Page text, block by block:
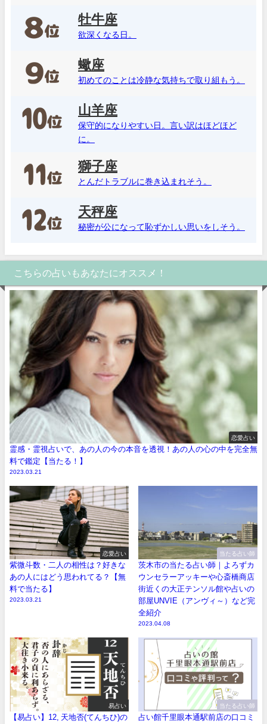
牡牛座
欲深くなる日。
蠍座
初めてのことは冷静な気持ちで取り組もう。
山羊座
保守的になりやすい日。言い訳はほどほど
に。
獅子座
とんだトラブルに巻き込まれそう。
天秤座
秘密が公になって恥ずかしい思いをしそう。
こちらの占いもあなたにオススメ！
恋愛占い
霊感・霊視占いで、あの人の今の本音を透視！あの人の心の中を完全無
料で鑑定【当たる！】
2023.03.21
恋愛占い
紫微斗数・二人の相性は？好きな
あの人にはどう思われてる？【無
料で当たる】
2023.03.21
当たる占い師
茨木市の当たる占い師｜よろずカ
ウンセラーアッキーや心斎橋商店
街近くの大正テンソル館や占いの
部屋UNVIE（アンヴィ～）など完
全紹介
2023.04.08
易占い
【易占い】12, 天地否(てんちひ)の
当たる占い師
占い館千里眼本通駅前店の口コミ